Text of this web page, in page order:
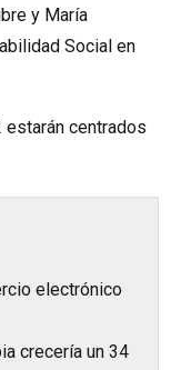
y María
Social en
centrados
electrónico
crecería un 34